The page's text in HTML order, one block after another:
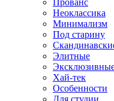
Прованс
Неоклассика
Минимализм
Под старину
Элитные
Хай-тек
Особенности
Для студии